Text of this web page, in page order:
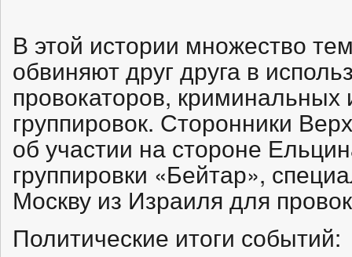
В этой истории множество
обвиняют друг друга в
провокаторов,
группировок. Сторонники
об участии на стороне
группировки «Бейтар»,
Москву из Израиля для
Политические итоги событий: